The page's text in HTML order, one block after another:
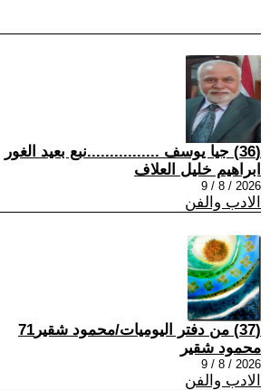
(36) جيا يوسف ................نبع بعيد الغور
ابراهيم خليل العلاف
2026 / 8 / 9
الادب والفن
(37) من دفتر اليوميات/محمود شقير71
محمود شقير
2026 / 8 / 9
الادب والفن